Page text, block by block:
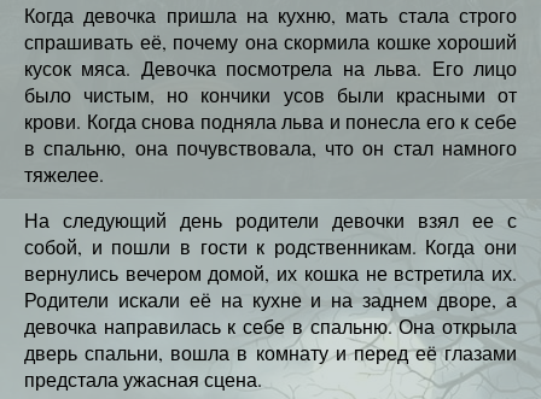
Когда девочка пришла на кухню, мать стала строго
спрашивать её, почему она скормила кошке хороший
кусок мяса. Девочка посмотрела на льва. Его лицо
было чистым, но кончики усов были красными от
крови. Когда снова подняла льва и понесла его к себе
в спальню, она почувствовала, что он стал намного
тяжелее.
На следующий день родители девочки взял ее с
собой, и пошли в гости к родственникам. Когда они
вернулись вечером домой, их кошка не встретила их.
Родители искали её на кухне и на заднем дворе, а
девочка направилась к себе в спальню. Она открыла
дверь спальни, вошла в комнату и перед её глазами
предстала ужасная сцена.